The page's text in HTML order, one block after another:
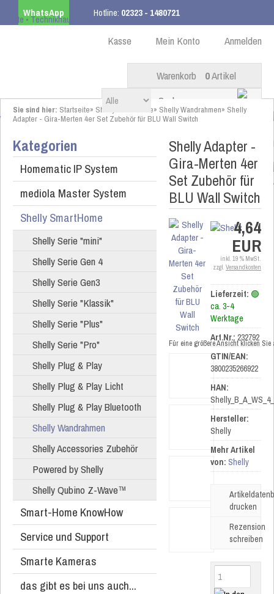
WhatsApp Hotline: 02323 - 1480721
ab 99,00 € innerhalb DE Anmelden
Mein Konto
Kasse
Warenkorb 0Artikel
Sie sind hier: Startseite» Shelly SmartHome» Shelly Wandrahmen» Shelly
Adapter - Gira-Merten 4er Set Zubehör für BLU Wall Switch
Kategorien
Homematic IP System
mediola Master System
Shelly SmartHome
Shelly Serie "mini"
Shelly Serie Gen 4
Shelly Serie Gen3
Shelly Serie "Klassik"
Shelly Serie "Plus"
Shelly Serie "Pro"
Shelly Plug & Play
Shelly Plug & Play Licht
Shelly Plug & Play Bluetooth
Shelly Wandrahmen
Shelly Accessories Zubehör
Powered by Shelly
Shelly Qubino Z-Wave™
Smart-Home KnowHow
Service und Support
Smarte Kameras
das gibt es bei uns auch...
Shelly Adapter -
Gira-Merten 4er
Set Zubehör für
BLU Wall Switch
Für eine größere Ansicht klicken
4,64
EUR
inkl. 19 % MwSt.
zzgl. Versandkosten
Lieferzeit: 🟢
ca. 3-4
Werktage
Art.Nr.: 232792
GTIN/EAN:
3800235266922
HAN:
Hersteller:
Shelly
Mehr Artikel
von: Shelly
drucken
Rezension
schreiben